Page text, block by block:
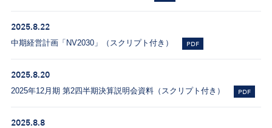
2025.8.22
中期経営計画「NV2030」（スクリプト付き） PDF
2025.8.20
2025年12月期 第2四半期決算説明会資料（スクリプト付き） PDF
2025.8.8